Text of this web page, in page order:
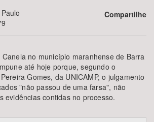
BUSCAR
Compartilhe
no município maranhense de Barra
até hoje porque, segundo o
Gomes, da UNICAMP, o julgamento
"não passou de uma farsa", não
evidências contidas no processo.